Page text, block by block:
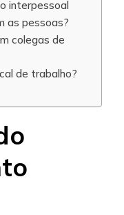
interpessoal
as pessoas?
colegas de
de trabalho?